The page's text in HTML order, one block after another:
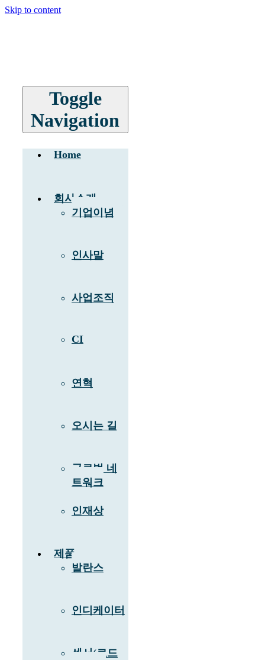
Skip to content
Toggle
Navigation
Home
회사소개
기업이념
인사말
사업조직
CI
연혁
오시는 길
글로벌 네
트워크
인재상
제품
발란스
인디케이터
센서(로드